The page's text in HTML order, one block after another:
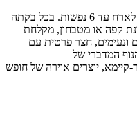
הבקתות מותאמות ללינה במדבר, ויכולות לארח עד 6 נפשות. בכל בקתה
קפה או מטבחון, מקלחת
ונעימים, חצר פרטית עם
המדברי של
יוצרים אוירה של חופש